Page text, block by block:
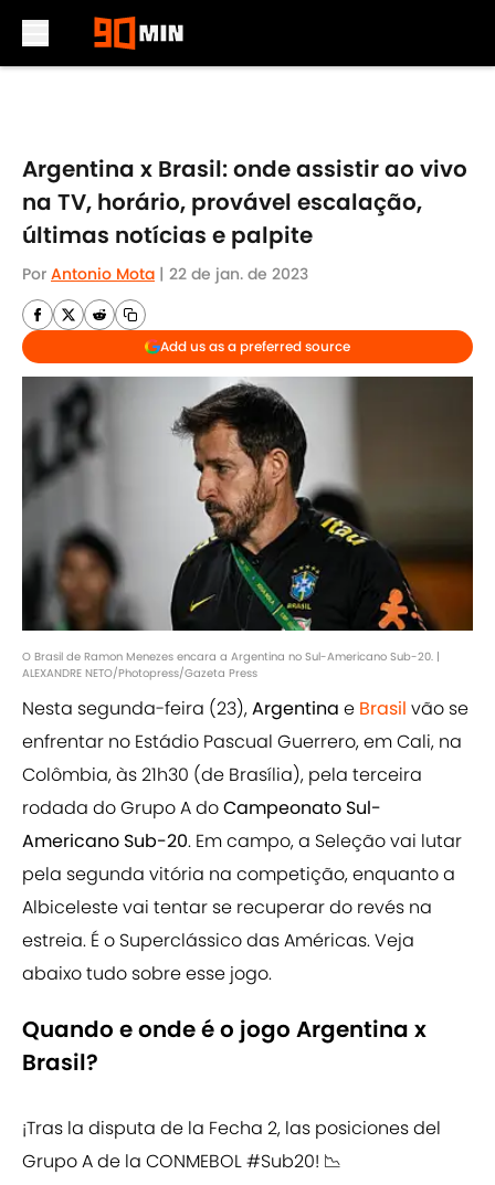
Argentina x Brasil: onde assistir ao vivo
na TV, horário, provável escalação,
últimas notícias e palpite
Por Antonio Mota | 22 de jan. de 2023
Add us as a preferred source
O Brasil de Ramon Menezes encara a Argentina no Sul-Americano Sub-20. |
ALEXANDRE NETO/Photopress/Gazeta Press
Nesta segunda-feira (23),Argentina e Brasil vão se
enfrentar no Estádio Pascual Guerrero, em Cali, na
Colômbia, às 21h30 (de Brasília), pela terceira
rodada do Grupo A doCampeonato Sul-
Americano Sub-20. Em campo, a Seleção vai lutar
pela segunda vitória na competição, enquanto a
Albiceleste vai tentar se recuperar do revés na
estreia. É o Superclássico das Américas. Veja
abaixo tudo sobre esse jogo.
Quando e onde é o jogo Argentina x
Brasil?
¡Tras la disputa de la Fecha 2, las posiciones del
Grupo A de la CONMEBOL#Sub20! 📉